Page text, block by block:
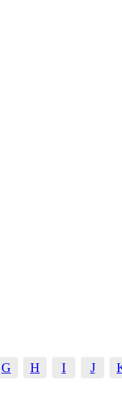
G H I J